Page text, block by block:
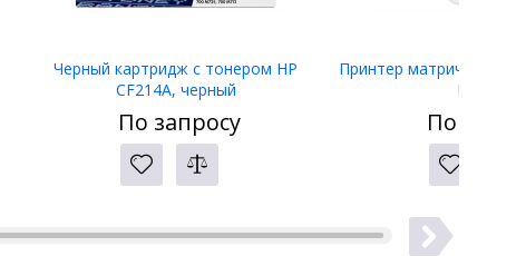
Черный картридж с тонером HP
CF214A, черный
По запросу
Принтер матричный
LW-400
По